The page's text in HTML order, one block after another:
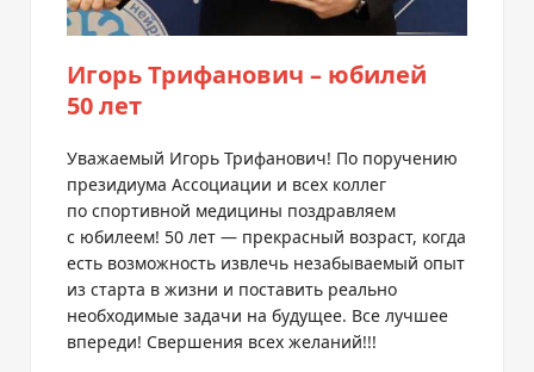
Игорь Трифанович – юбилей
50 лет
Уважаемый Игорь Трифанович! По поручению
президиума Ассоциации и всех коллег
по спортивной медицины поздравляем
с юбилеем! 50 лет — прекрасный возраст, когда
есть возможность извлечь незабываемый опыт
из старта в жизни и поставить реально
необходимые задачи на будущее. Все лучшее
впереди! Свершения всех желаний!!!